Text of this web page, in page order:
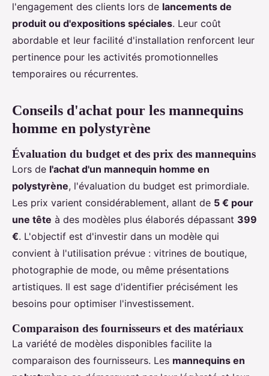
l'engagement des clients lors de lancements de
produit ou d'expositions spéciales. Leur coût
abordable et leur facilité d'installation renforcent leur
pertinence pour les activités promotionnelles
temporaires ou récurrentes.
Conseils d'achat pour les mannequins
homme en polystyrène
Évaluation du budget et des prix des mannequins
Lors de l'achat d'un mannequin homme en
polystyrène, l'évaluation du budget est primordiale.
Les prix varient considérablement, allant de 5 € pour
une tête à des modèles plus élaborés dépassant 399
€. L'objectif est d'investir dans un modèle qui
convient à l'utilisation prévue : vitrines de boutique,
photographie de mode, ou même présentations
artistiques. Il est sage d'identifier précisément les
besoins pour optimiser l'investissement.
Comparaison des fournisseurs et des matériaux
La variété de modèles disponibles facilite la
comparaison des fournisseurs. Les mannequins en